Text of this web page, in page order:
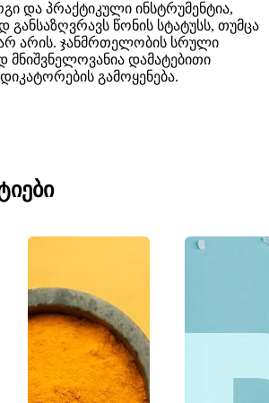
და პრაქტიკული ინსტრუმენტია,
წონის სტატუსს, თუმცა
არის. ჯანმრთელობის სრული
მნიშვნელოვანია დამატებითი
გამოყენება.